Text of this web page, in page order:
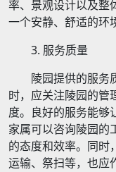
率、景观设计以及整
一个安静、舒适的环
3. 服务质量
陵园提供的服务
时，应关注陵园的管
度。良好的服务能够
家属可以咨询陵园的
的态度和效率。同时
运输、祭扫等，也应